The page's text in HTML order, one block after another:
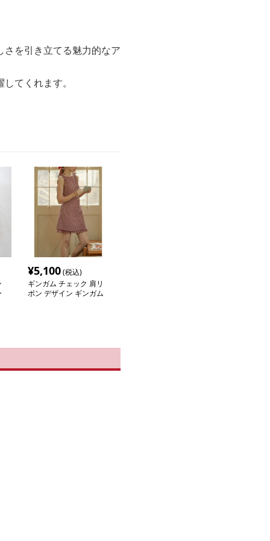
を引き立てる魅力的なア
てくれます。
¥5,100(税込)
ギンガム チェック 肩リ
ボン デザイン ギンガム